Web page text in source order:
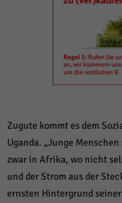
Zugute kommt es dem
Uganda. „Junge
zwar in Afrika, wo nicht
und der Strom aus der
ernsten Hintergrund
Essenzielle Cookies
einwandfreie Funktion der
Statistiken (1)
Marketing (1)
Marketing-Cookies werden
um personalisierte